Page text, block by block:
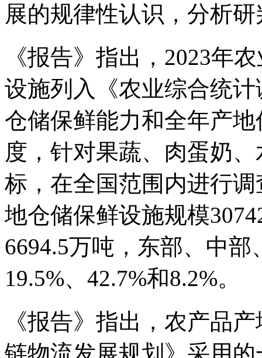
展的规律性认识，分析
《报告》指出，2023年
设施列入《农业综合统
仓储保鲜能力和全年产
度，针对果蔬、肉蛋奶
标，在全国范围内进行
地仓储保鲜设施规模
6694.5万吨，东部、中
19.5%、42.7%和8.2%。
《报告》指出，农产品
链物流发展规划》采用